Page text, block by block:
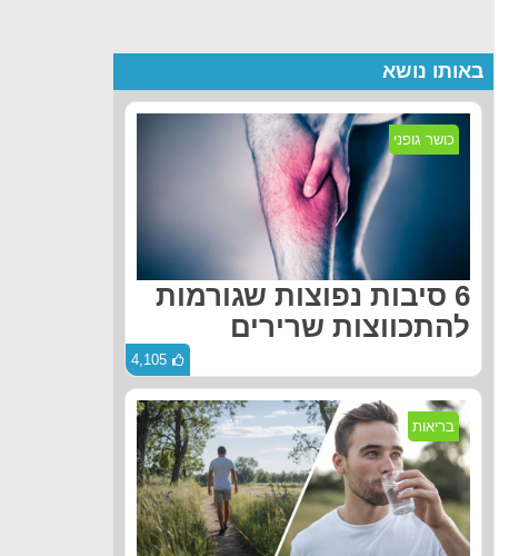
באותו נושא
כושר גופני
6 סיבות נפוצות שגורמות
להתכווצות שרירים
4,105
בריאות